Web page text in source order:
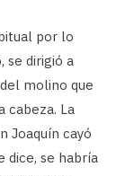
por lo
se dirigió a
molino que
cabeza. La
Joaquín cayó
dice, se habría